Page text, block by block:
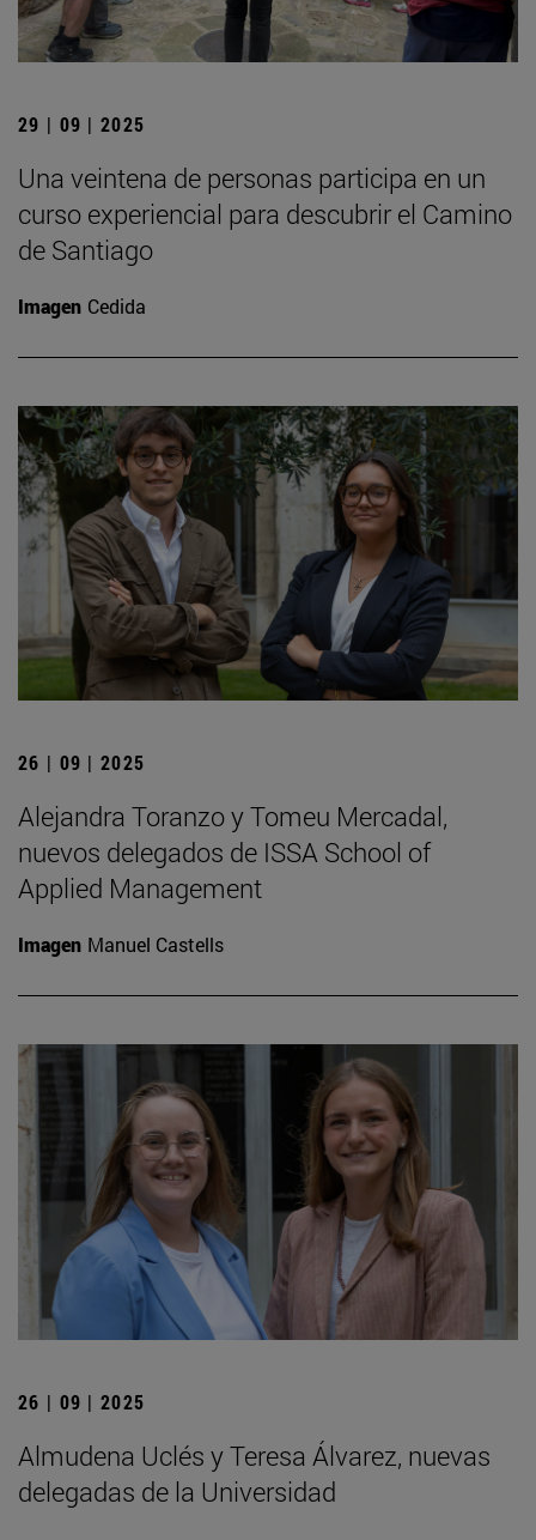
29 | 09 | 2025
Una veintena de personas participa en un
curso experiencial para descubrir el Camino
de Santiago
Imagen Cedida
26 | 09 | 2025
Alejandra Toranzo y Tomeu Mercadal,
nuevos delegados de ISSA School of
Applied Management
Imagen Manuel Castells
26 | 09 | 2025
Almudena Uclés y Teresa Álvarez, nuevas
delegadas de la Universidad